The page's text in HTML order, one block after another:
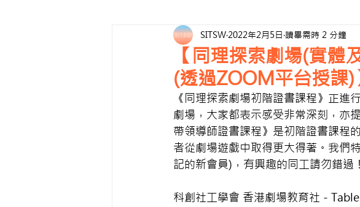
【同理探索劇場(實
(透過ZOOM平台授課)
SITSW 2022年2月5日 讀畢需時 2 分鐘
《同理探索劇場初階證書課程》正進
劇場，大家都表示感受非常深刻，亦
帶領導師證書課程》是初階證書課程
者從劇場遊戲中取得更大得著。我們
記的新會員)，有興趣的同工請勿錯過！
科創社工學會 香港劇場教育社 -